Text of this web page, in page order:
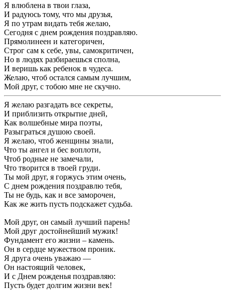
Я влюблена в твои глаза,
И радуюсь тому, что мы друзья,
Я по утрам видать тебя желаю,
Сегодня с днем рождения поздравляю.
Прямолинеен и категоричен,
Строг сам к себе, увы, самокритичен,
Но в людях разбираешься сполна,
И веришь как ребенок в чудеса.
Желаю, чтоб остался самым лучшим,
Мой друг, с тобою мне не скучно.
Я желаю разгадать все секреты,
И приблизить открытие дней,
Как волшебные мира поэты,
Разыграться душою своей.
Я желаю, чтоб женщины знали,
Что ты ангел и бес воплоти,
Чтоб родные не замечали,
Что творится в твоей груди.
Ты мой друг, я горжусь этим очень,
С днем рождения поздравлю тебя,
Ты не будь, как и все заморочен,
Как же жить пусть подскажет судьба.
Мой друг, он самый лучший парень!
Мой друг достойнейший мужик!
Фундамент его жизни – камень.
Он в сердце мужеством проник.
Я друга очень уважаю —
Он настоящий человек,
И с Днем рожденья поздравляю:
Пусть будет долгим жизни век!